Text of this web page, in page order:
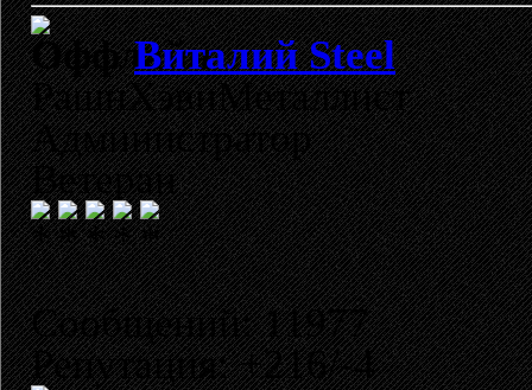
Виталий Steel
РашнХэвиМеталлист
Администратор
Ветеран
Сообщений: 11977
Репутация: +216/-4